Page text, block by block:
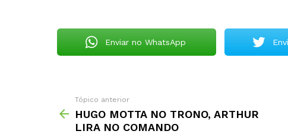
Enviar no WhatsApp
Tópico anterior
HUGO MOTTA NO TRONO, ARTHUR
LIRA NO COMANDO